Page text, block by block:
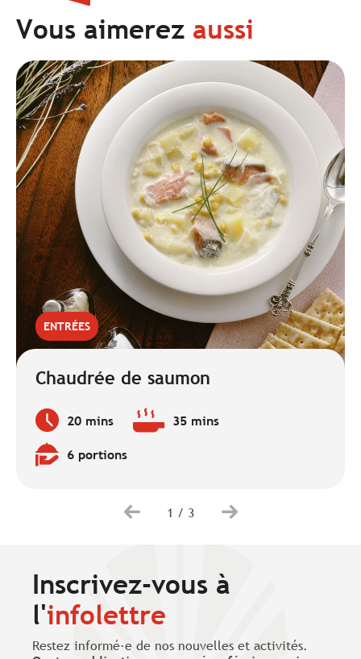
Vous aimerez aussi
ENTRÉES
Chaudrée de saumon
Temps
de
préparation
:
20 mins
Temps 35 mins
Quantité6 portions
1 / 3
Inscrivez-vous à
l'infolettre
Restez informé·e de nos nouvelles et activités.